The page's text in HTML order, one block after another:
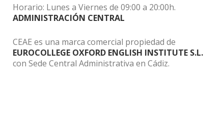
Horario: Lunes a Viernes de 09:00 a 20:00h.
ADMINISTRACIÓN CENTRAL
CEAE es una marca comercial propiedad de
EUROCOLLEGE OXFORD ENGLISH INSTITUTE S.L.
con Sede Central Administrativa en Cádiz.